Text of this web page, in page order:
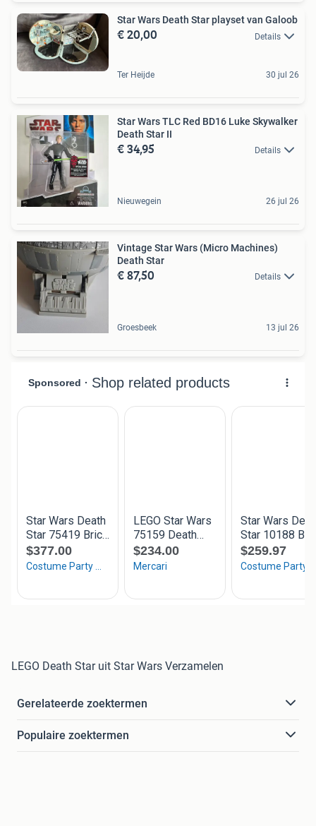
Star Wars Death Star playset van Galoob
€ 20,00 Details
Ter Heijde 30 jul 26
Star Wars TLC Red BD16 Luke Skywalker
Death Star II
€ 34,95 Details
Nieuwegein 26 jul 26
Vintage Star Wars (Micro Machines)
Death Star
€ 87,50 Details
Groesbeek 13 jul 26
LEGO Death Star uit Star Wars Verzamelen
Gerelateerde zoektermen
Populaire zoektermen